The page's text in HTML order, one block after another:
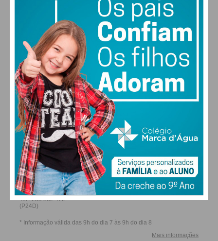
Subscreva a newsletter do
Imediato
Assine nossa newsletter por e-mail e
obtenha de forma regular a informação
atualizada.
Eu li e concordo com ostermos e
SÁB DOM
28°
SEG
30
TER
ALTERAR
FARMACIAS DE SERVIÇO EM PAÇOS DE
FERREIRA